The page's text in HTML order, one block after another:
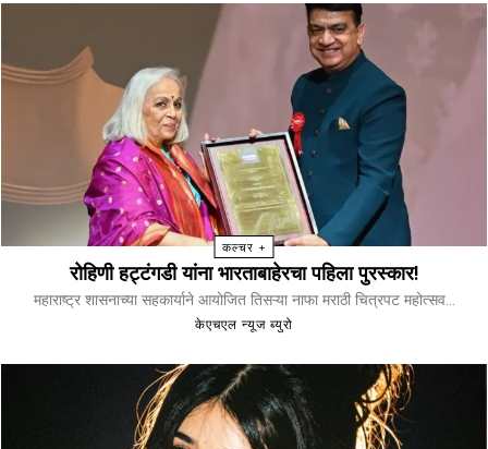
कल्चर +
रोहिणी हट्टंगडी यांना भारताबाहेरचा पहिला पुरस्कार!
महाराष्ट्र शासनाच्या सहकार्याने आयोजित तिसऱ्या नाफा मराठी चित्रपट महोत्सव...
केएचएल न्यूज ब्युरो